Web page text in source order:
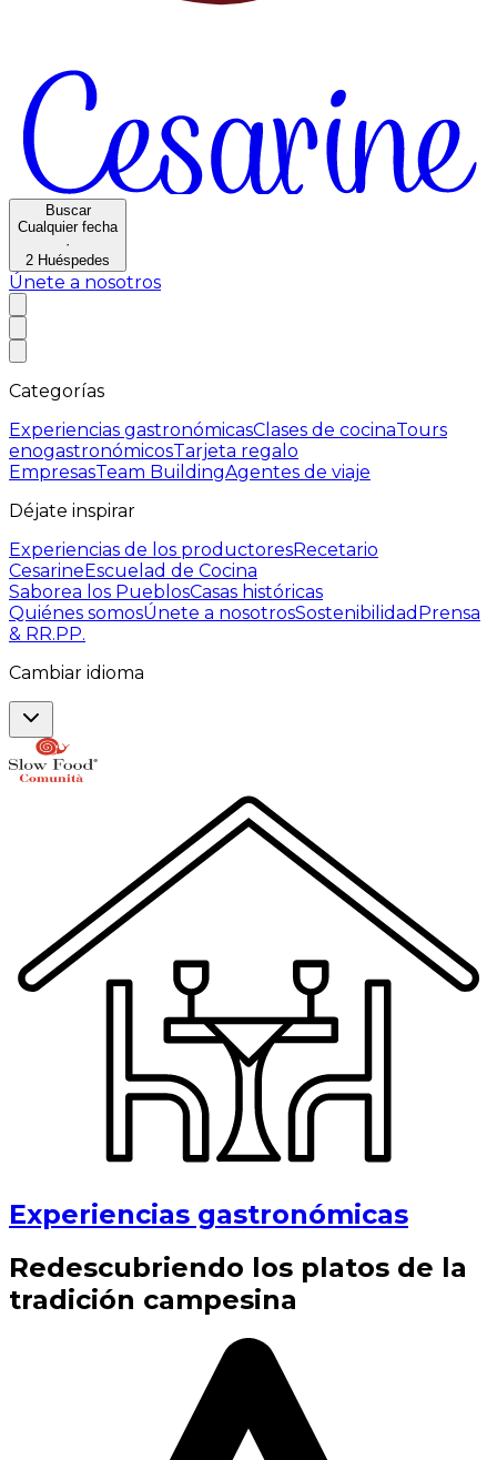
Buscar
Cualquier fecha
·
2 Huéspedes
Únete a nosotros
Categorías
Experiencias gastronómicasClases de cocinaTours
enogastronómicosTarjeta regalo
EmpresasTeam BuildingAgentes de viaje
Déjate inspirar
Experiencias de los productoresRecetario
CesarineEscuelad de Cocina
Saborea los PueblosCasas históricas
Quiénes somosÚnete a nosotrosSostenibilidad Prensa
& RR.PP.
Cambiar idioma
Experiencias gastronómicas
Redescubriendo los platos de la
tradición campesina